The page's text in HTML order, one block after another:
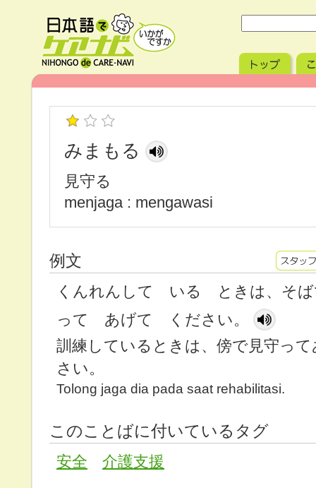
みまもる
見守る
menjaga : mengawasi
例文
くんれんして いる ときは、そ
って あげて ください。
訓練しているときは、傍で見守っ
さい。
Tolong jaga dia pada saat rehabilitasi.
このことばに付いているタグ
安全 介護支援